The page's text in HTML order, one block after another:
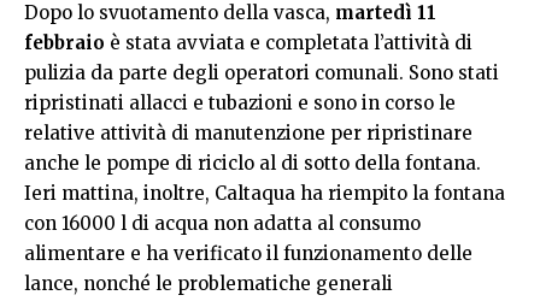
Dopo lo svuotamento della vasca, martedì 11
febbraio è stata avviata e completata l’attività di
pulizia da parte degli operatori comunali. Sono stati
ripristinati allacci e tubazioni e sono in corso le
relative attività di manutenzione per ripristinare
anche le pompe di riciclo al di sotto della fontana.
Ieri mattina, inoltre, Caltaqua ha riempito la fontana
con 16000 l di acqua non adatta al consumo
alimentare e ha verificato il funzionamento delle
lance, nonché le problematiche generali